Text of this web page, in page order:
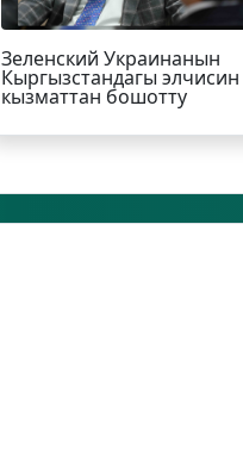
Зеленский Украинанын
Кыргызстандагы элчисин
кызматтан бошотту